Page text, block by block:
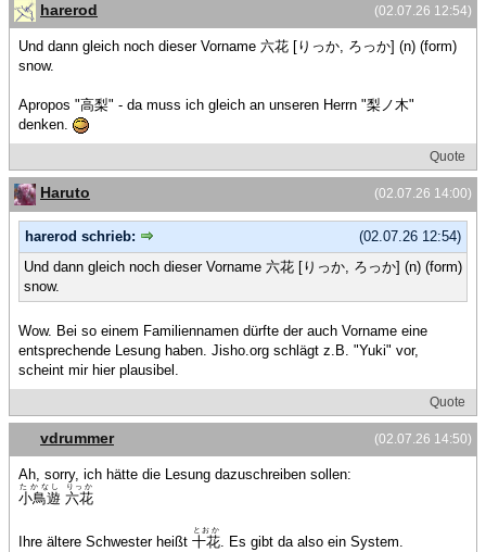
(02.07.26 12:54)
harerod
Und dann gleich noch dieser Vorname 六花 [りっか, ろっか] (n) (form)
snow.
Apropos "高梨" - da muss ich gleich an unseren Herrn "梨ノ木"
denken.
Quote
(02.07.26 14:00)
Haruto
(02.07.26 12:54)
harerod schrieb:
Und dann gleich noch dieser Vorname 六花 [りっか, ろっか] (n) (form)
snow.
Wow. Bei so einem Familiennamen dürfte der auch Vorname eine
entsprechende Lesung haben. Jisho.org schlägt z.B. "Yuki" vor,
scheint mir hier plausibel.
Quote
(02.07.26 14:50)
vdrummer
Ah, sorry, ich hätte die Lesung dazuschreiben sollen:
小鳥遊
たかなし
六花
りっか
Ihre ältere Schwester heißt 十花
とおか
. Es gibt da also ein System.